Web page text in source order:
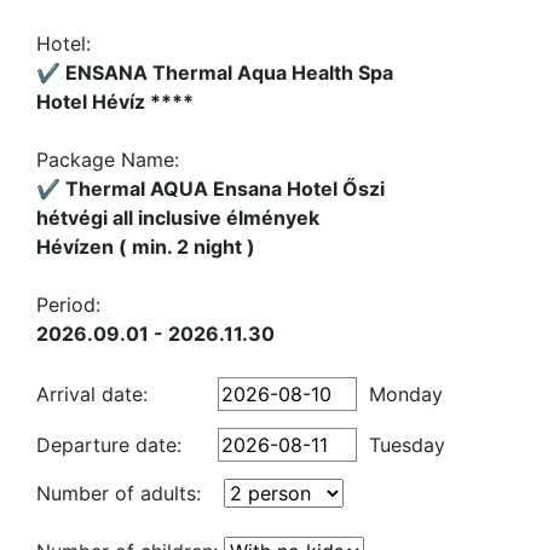
Hotel:
✔️ ENSANA Thermal Aqua Health Spa
Hotel Hévíz ****
Package Name:
✔️ Thermal AQUA Ensana Hotel Őszi
hétvégi all inclusive élmények
Hévízen ( min. 2 night )
Period:
2026.09.01 - 2026.11.30
Arrival date: Monday
Departure date:
Tuesday
Number of adults: